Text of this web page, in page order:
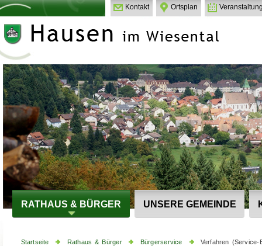
Kontakt Ortsplan
RATHAUS & BÜRGER UNSERE GEMEINDE
Startseite Rathaus & Bürger Bürgerservice Verfahren (Service-